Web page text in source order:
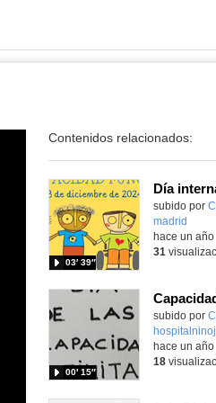
Contenidos relacionados:
Contenido
subido por
madrid
03′ 39″
hace un año
31
Contenido
subido por
00′ 15″
hace un año
18